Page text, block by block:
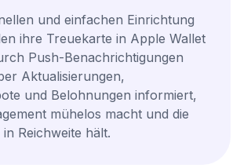
und einfachen Einrichtung
ihre Treuekarte in Apple Wallet
Push-Benachrichtigungen
Aktualisierungen,
und Belohnungen informiert,
mühelos macht und die
Reichweite hält.